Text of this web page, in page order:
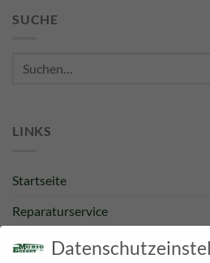
SUCHE
LINKS
Startseite
Reparaturservice
Bestpreisgarantie